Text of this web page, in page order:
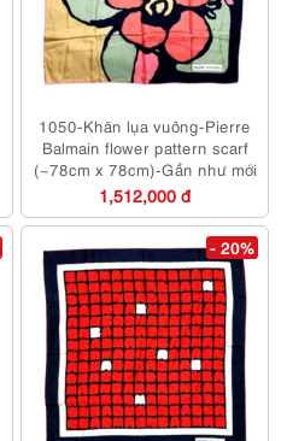
1050-Khăn lụa vuông-Pierre
Balmain flower pattern scarf
(~78cm x 78cm)-Gần như mới
1,512,000 đ
- 20%